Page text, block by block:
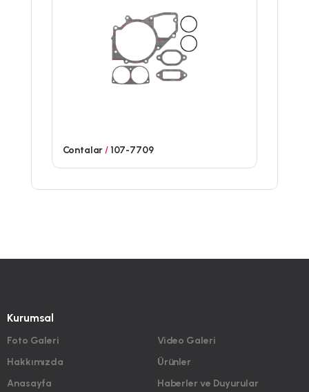
Contalar/107-7709
Kurumsal
Foto Galeri
Hakkımızda
Anasayfa
Video Galeri
Ürünler
Haberler ve Duyurular